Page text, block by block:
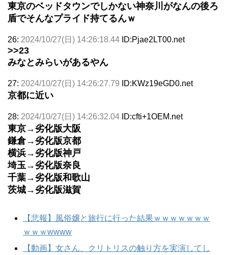
東京のベッドタウンでしかない神奈川がなんの後ろ
盾でそんなプライド持てるんｗ
26: 2024/10/27(日) 14:26:18.44 ID:Pjae2LT00.net
>>23
みなとみらいがあるやん
27: 2024/10/27(日) 14:26:27.79 ID:KWz19eGD0.net
京都に近い
28: 2024/10/27(日) 14:26:32.04 ID:cfti+1OEM.net
東京→劣化版大阪
鎌倉→劣化版京都
横浜→劣化版神戸
埼玉→劣化版奈良
千葉→劣化版和歌山
茨城→劣化版滋賀
【悲報】風俗嬢と旅行に行った結果ｗｗｗｗｗｗｗ
ｗｗｗwwww
【動画】女さん、クリトリスの触り方を実演してし